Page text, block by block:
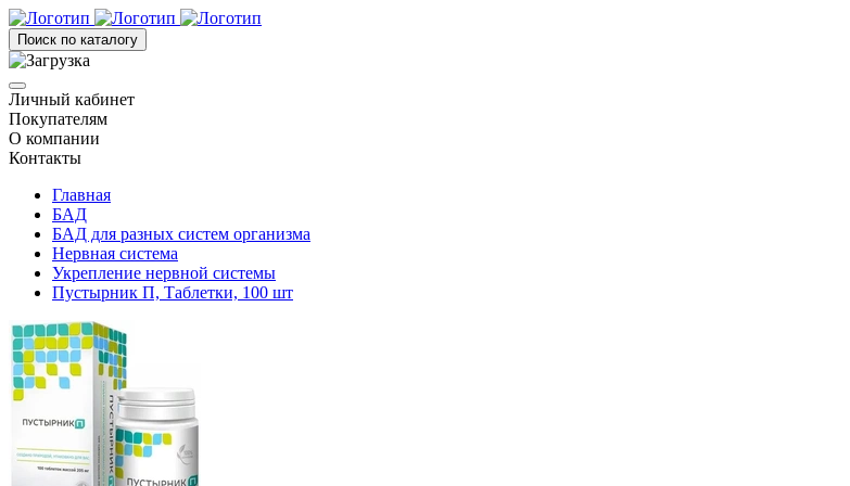
Поиск по каталогу
Личный кабинет
Покупателям
О компании
Контакты
Главная
БАД
БАД для разных систем организма
Нервная система
Укрепление нервной системы
Пустырник П, Таблетки, 100 шт